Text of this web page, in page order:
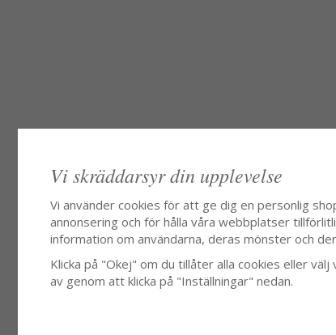
Vi skräddarsyr din upplevelse
Vi använder cookies för att ge dig en personlig
annonsering och för hålla våra webbplatser
information om användarna, deras mönster och
Klicka på "Okej" om du tillåter alla cookies eller
av genom att klicka på "Inställningar" nedan.